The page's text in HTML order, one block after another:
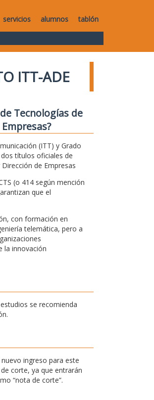
servicios alumnos tablón
ITT-ADE
Tecnologías de
(ITT) y Grado
títulos oficiales de
de Empresas
(o 414 según mención
que el
con formación en
telemática, pero a
la innovación
se recomienda
ingreso para este
corte, ya que entrarán
“nota de corte”.